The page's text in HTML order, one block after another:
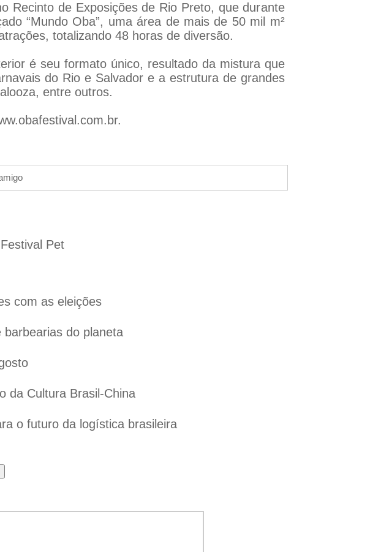
Recinto de Exposições de Rio Preto, que durante
“Mundo Oba”, uma área de mais de 50 mil m²
totalizando 48 horas de diversão.
é seu formato único, resultado da mistura que
do Rio e Salvador e a estrutura de grandes
entre outros.
.
Pet
com as eleições
do planeta
da Cultura Brasil-China
o futuro da logística brasileira